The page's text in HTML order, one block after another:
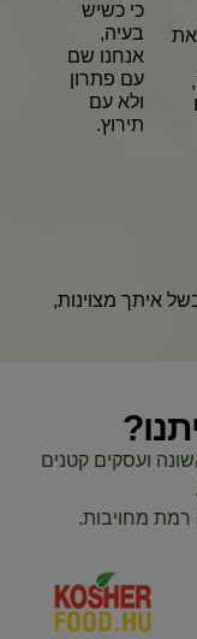
כי כשיש
בעיה,
אנחנו שם
עם פתרון
ולא עם
תירוץ.
איתך מצוינות,
ועסקים קטנים
מחויבות.